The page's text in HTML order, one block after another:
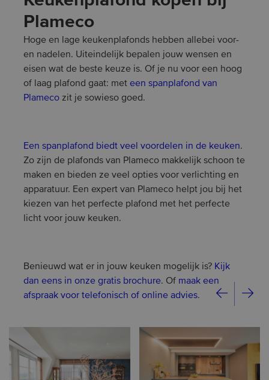
Plameco
Hoge en lage keukenplafonds hebben allebei voor-
en nadelen. Uiteindelijk bepalen jouw wensen en
eisen wat de beste keuze is. Of je nu voor een hoog
of laag plafond gaat: met een spanplafond van
Plameco zit je sowieso goed.
Een spanplafond biedt veel voordelen in de keuken.
Zo zijn de plafonds van Plameco makkelijk schoon te
maken en bieden ze veel opties voor verlichting en
apparatuur. Een expert van Plameco helpt jou bij het
kiezen van het perfecte plafond met het perfecte
licht voor jouw keuken.
Benieuwd wat er in jouw keuken mogelijk is? Kijk
dan eens in onze gratis brochure. Of maak een
afspraak voor telefonisch of online advies.